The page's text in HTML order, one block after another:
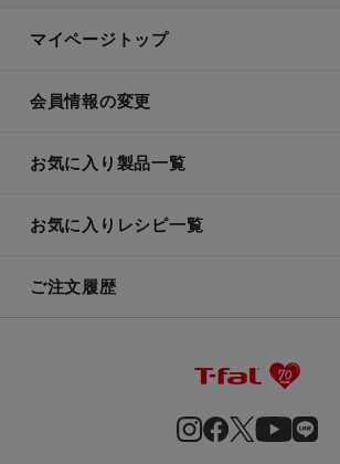
マイページトップ
会員情報の変更
お気に入り製品一覧
お気に入りレシピ一覧
ご注文履歴